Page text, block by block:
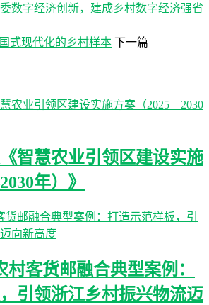
数字经济创新，建成乡村数字经济强省
式现代化的乡村样本 下一篇
智慧农业引领区建设实施
年）》
村客货邮融合典型案例：
引领浙江乡村振兴物流迈